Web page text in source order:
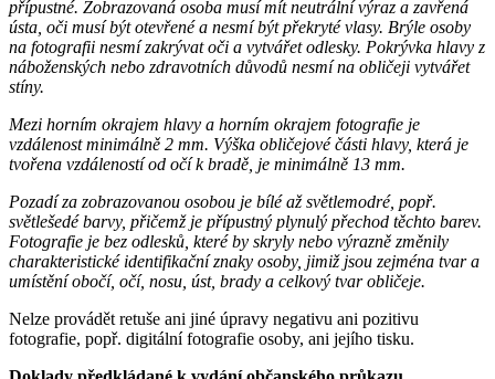
přípustné. Zobrazovaná osoba musí mít neutrální výraz a zavřená
ústa, oči musí být otevřené a nesmí být překryté vlasy. Brýle osoby
na fotografii nesmí zakrývat oči a vytvářet odlesky. Pokrývka hlavy z
náboženských nebo zdravotních důvodů nesmí na obličeji vytvářet
stíny.
Mezi horním okrajem hlavy a horním okrajem fotografie je
vzdálenost minimálně 2 mm. Výška obličejové části hlavy, která je
tvořena vzdáleností od očí k bradě, je minimálně 13 mm.
Pozadí za zobrazovanou osobou je bílé až světlemodré, popř.
světlešedé barvy, přičemž je přípustný plynulý přechod těchto barev.
Fotografie je bez odlesků, které by skryly nebo výrazně změnily
charakteristické identifikační znaky osoby, jimiž jsou zejména tvar a
umístění obočí, očí, nosu, úst, brady a celkový tvar obličeje.
Nelze provádět retuše ani jiné úpravy negativu ani pozitivu
fotografie, popř. digitální fotografie osoby, ani jejího tisku.